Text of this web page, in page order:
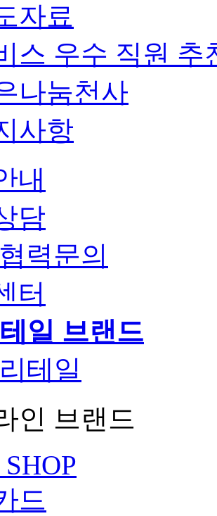
자료
스 우수 직원 추
나눔천사
사항
내
담
력문의
터
일 브랜드
테일
인 브랜드
SHOP
드